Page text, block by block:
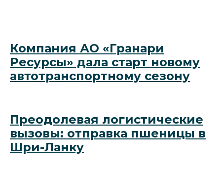
Компания АО «Гранари
Ресурсы» дала старт новому
автотранспортному сезону
Преодолевая логистические
вызовы: отправка пшеницы в
Шри-Ланку